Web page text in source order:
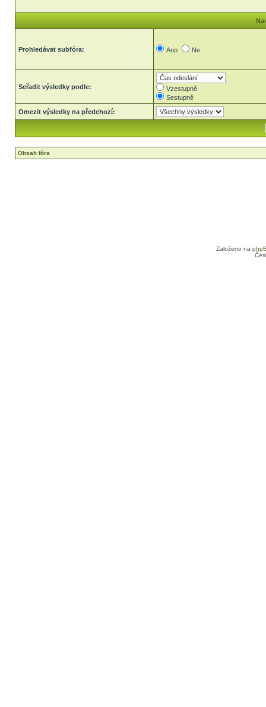
Prohledávat subfóra: Ano Ne
Seřadit výsledky podle:
Vzestupně
Sestupně
Omezit výsledky na předchozí:
Obsah fóra
Založeno na